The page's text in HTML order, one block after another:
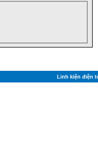
Linh kiện điện